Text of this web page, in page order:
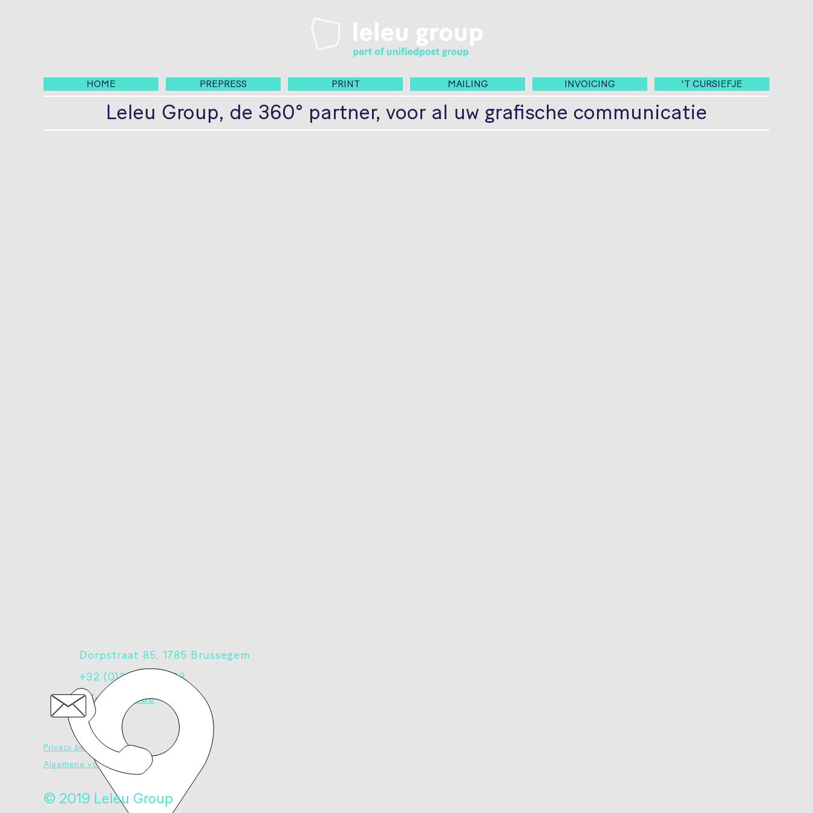
HOME PREPRESS PRINT MAILING INVOICING 'T CURSIEFJE
Leleu Group, de 360° partner, voor al uw grafische communicatie
Dorpstraat 85, 1785 Brussegem
+32 (0)2 460 42 93
info@leleu.be
Privacy beleid
Algemene voorwaarden
© 2019 Leleu Group